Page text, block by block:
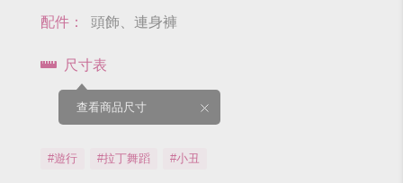
配件： 頭飾、連身褲
尺寸表
查看商品尺寸
#遊行 #拉丁舞蹈 #小丑